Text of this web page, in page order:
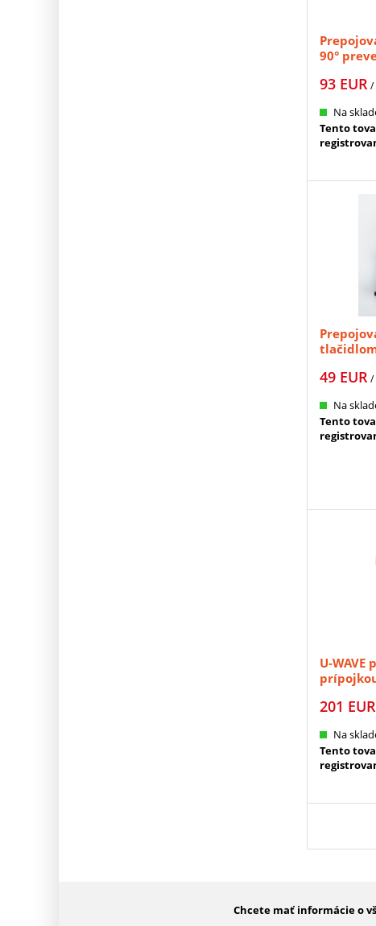
90°
93EUR/
Na
Tento
tlačidlom
49EUR/
Na
Tento
U-WAVE
201 EUR
Na
Tento
Chcete mať informácie o